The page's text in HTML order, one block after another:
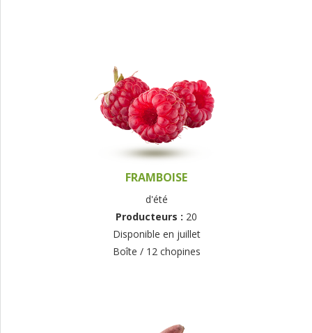
FRAMBOISE
d'été
Producteurs : 20
Disponible en juillet
Boîte / 12 chopines